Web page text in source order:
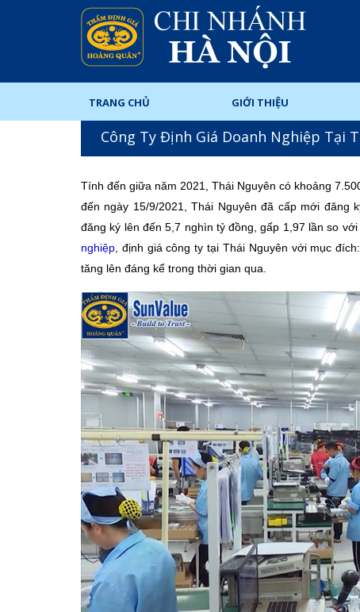
TRANG CHỦ GIỚI THIỆU
Công Ty Định Giá Doanh Nghiệp Tại
Tính đến giữa năm 2021, Thái Nguyên có khoảng
đến ngày 15/9/2021, Thái Nguyên đã cấp mới đăng
đăng ký lên đến 5,7 nghìn tỷ đồng, gấp 1,97 lần so
nghiệp , định giá công ty tại Thái Nguyên với mục
tăng lên đáng kể trong thời gian qua.